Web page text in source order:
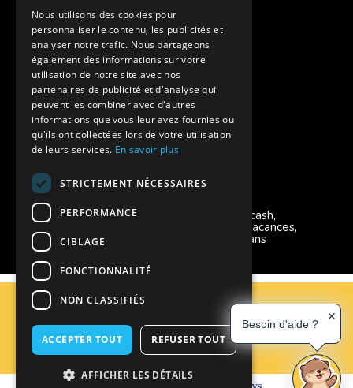
Assurances annulations
Aides financières pour partir en colonie
Charte de confidentialité
Vacances Adaptées Adulte Supernova
Modes de règlement acceptés
Chèque, Virement, Espèces, Mandats cash,
Bons CAF, Conseil général, Chèques vacances,
Carte bancaire, Prise en charge reçu sans
règlement, Prélèvement, Pass Colo
Plan du site
Espace Professionnels
Besoin d'aide ?
✕
Nous utilisons des cookies pour
personnaliser le contenu, les publicités et
analyser notre trafic. Nous partageons
également des informations sur votre
utilisation de notre site avec nos
partenaires de publicité et d'analyse qui
peuvent les combiner avec d'autres
informations que vous leur avez fournies ou
qu'ils ont collectées lors de votre utilisation
de leurs services. En savoir plus
STRICTEMENT NÉCESSAIRES
PERFORMANCE
CIBLAGE
FONCTIONNALITÉ
NON CLASSIFIÉS
ACCEPTER TOUT REFUSER TOUT
AFFICHER LES DÉTAILS